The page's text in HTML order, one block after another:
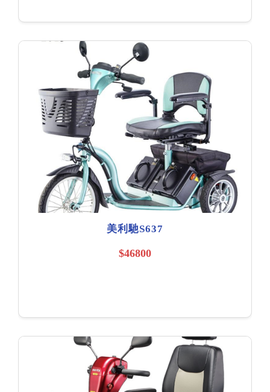
美利馳S637
$46800